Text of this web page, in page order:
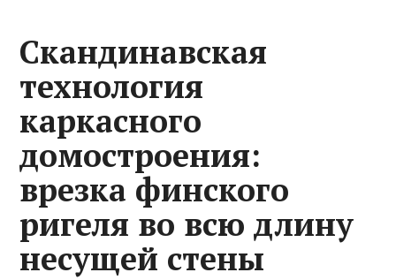
Скандинавская
технология
каркасного
домостроения:
врезка финского
ригеля во всю длину
несущей стены